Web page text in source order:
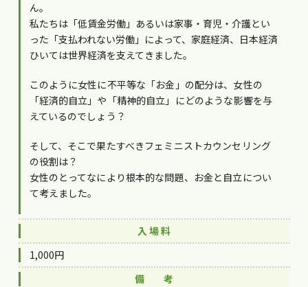
ん。
私たちは「低賃金労働」あるいは家事・育児・介護とい
った「支払われない労働」によって、家庭経済、日本経済
ひいては世界経済を支えてきました。
このように女性に不平等な「お金」の配分は、女性の
「経済的自立」や「精神的自立」にどのような影響を与
えているのでしょう？
そして、そこで果たすべきフェミニストカウンセリング
の役割は？
女性のとってなにより根本的な問題、お金と自立につい
て考えました。
入 場 料
1,000円
備 考